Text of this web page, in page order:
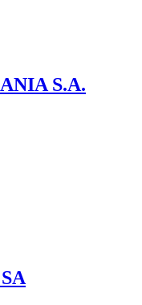
S.A.